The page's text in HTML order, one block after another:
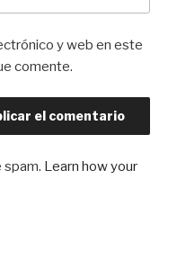
y web en este
comente.
Learn how your